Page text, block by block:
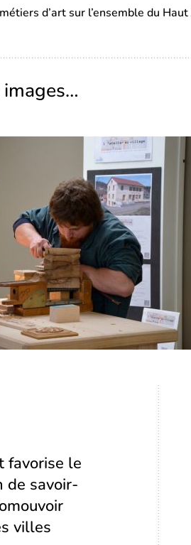
d’art sur l’ensemble du Haut
favorise le
de savoir-
villes